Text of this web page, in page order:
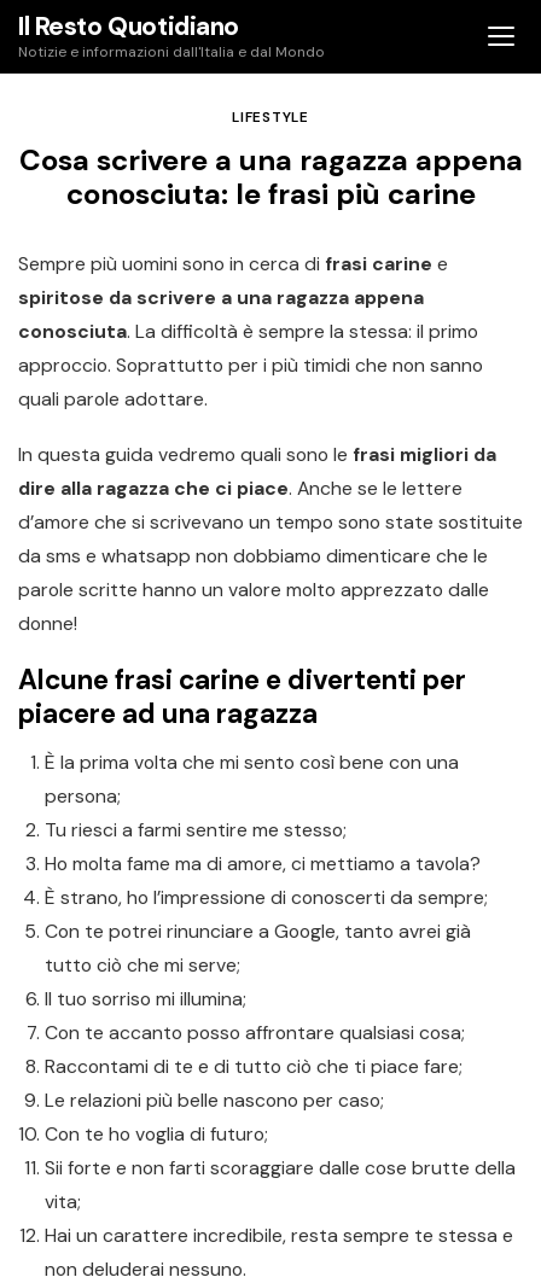
Skip
content
Il Resto Quotidiano
Notizie e informazioni dall'Italia e dal Mondo
LIFESTYLE
Cosa scrivere a una ragazza appena
conosciuta: le frasi più carine
Sempre più uomini sono in cerca di frasi carine e
spiritose da scrivere a una ragazza appena
conosciuta. La difficoltà è sempre la stessa: il primo
approccio. Soprattutto per i più timidi che non sanno
quali parole adottare.
In questa guida vedremo quali sono le frasi migliori da
dire alla ragazza che ci piace. Anche se le lettere
d’amore che si scrivevano un tempo sono state sostituite
da sms e whatsapp non dobbiamo dimenticare che le
parole scritte hanno un valore molto apprezzato dalle
donne!
Alcune frasi carine e divertenti per
piacere ad una ragazza
È la prima volta che mi sento così bene con una
persona;
Tu riesci a farmi sentire me stesso;
Ho molta fame ma di amore, ci mettiamo a tavola?
È strano, ho l’impressione di conoscerti da sempre;
Con te potrei rinunciare a Google, tanto avrei già
tutto ciò che mi serve;
Il tuo sorriso mi illumina;
Con te accanto posso affrontare qualsiasi cosa;
Raccontami di te e di tutto ciò che ti piace fare;
Le relazioni più belle nascono per caso;
Con te ho voglia di futuro;
Sii forte e non farti scoraggiare dalle cose brutte della
vita;
Hai un carattere incredibile, resta sempre te stessa e
non deluderai nessuno.